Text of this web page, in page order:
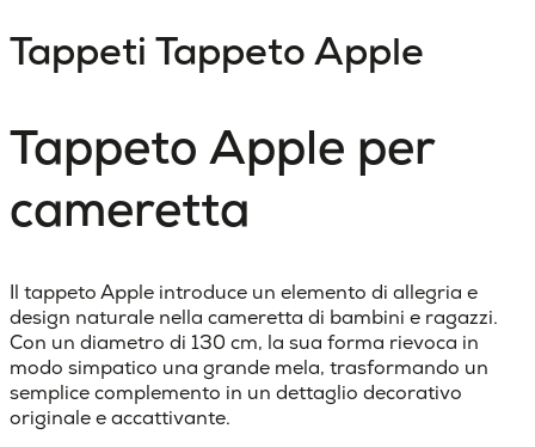
Tappeti Tappeto Apple
Tappeto Apple per
cameretta
Il tappeto Apple introduce un elemento di allegria e
design naturale nella cameretta di bambini e ragazzi.
Con un diametro di 130 cm, la sua forma rievoca in
modo simpatico una grande mela, trasformando un
semplice complemento in un dettaglio decorativo
originale e accattivante.